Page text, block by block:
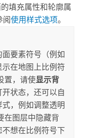
填充属性和轮廓属
阅使用样式选项。
要素符号（例如
在地图上比例符
置，请使显示背
状态，还可以自
，例如调整透明
在图层中隐藏背
想在比例符号下